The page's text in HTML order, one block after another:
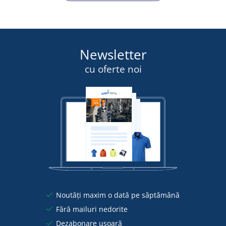
Newsletter
cu oferte noi
Noutăți maxim o dată pe săptămână
Fără mailuri nedorite
Dezabonare ușoară